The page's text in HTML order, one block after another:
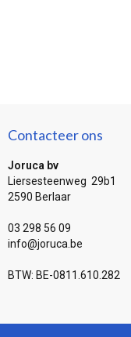
Contacteer ons
Joruca bv
Liersesteenweg 29b1
2590 Berlaar
03 298 56 09
info@joruca.be
BTW: BE-0811.610.282